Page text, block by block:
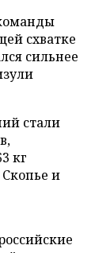
схватке
сильнее
стали
кг
и